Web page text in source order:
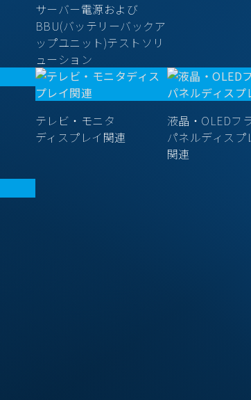
サーバー電源および
BBU(バッテリーバックア
ップユニット)テストソリ
ューション
テレビ・モニタ
ディスプレイ関連
液晶・OLEDフ
パネルディスプ
関連